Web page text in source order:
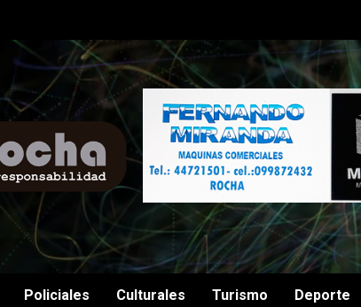
Policiales Culturales Turismo Deporte